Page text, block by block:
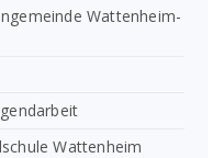
Wattenheim-
Wattenheim